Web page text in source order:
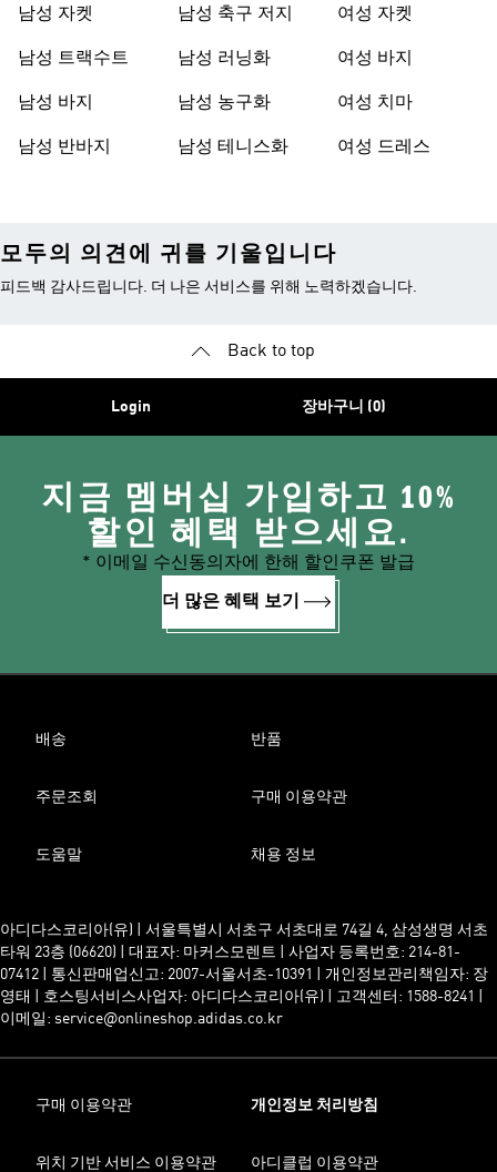
남성 자켓
남성 트랙수트
남성 바지
남성 반바지
남성 축구 저지
남성 러닝화
남성 농구화
남성 테니스화
여성 자켓
여성 바지
여성 치마
여성 드레스
모두의 의견에 귀를 기울입니다
피드백 감사드립니다. 더 나은 서비스를 위해 노력하겠습니다.
Back to top
Login 장바구니 (0)
지금 멤버십 가입하고 10%
할인 혜택 받으세요.
* 이메일 수신동의자에 한해 할인쿠폰 발급
더 많은 혜택 보기
배송 반품
주문조회 구매 이용약관
도움말 채용 정보
아디다스코리아(유) | 서울특별시 서초구 서초대로 74길 4, 삼성생명 서초
타워 23층 (06620) | 대표자: 마커스모렌트 | 사업자 등록번호: 214-81-
07412 | 통신판매업신고: 2007-서울서초-10391 | 개인정보관리책임자: 장
영태 | 호스팅서비스사업자: 아디다스코리아(유) | 고객센터: 1588-8241 |
이메일: service@onlineshop.adidas.co.kr
구매 이용약관 개인정보 처리방침
위치 기반 서비스 이용약관 아디클럽 이용약관